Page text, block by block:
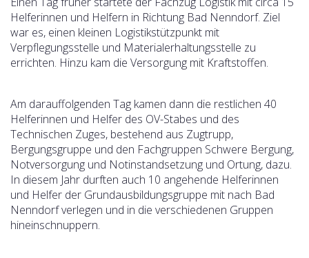
Helferinnen und Helfern in Richtung Bad Nenndorf. Ziel
war es, einen kleinen Logistikstützpunkt mit
Verpflegungsstelle und Materialerhaltungsstelle zu
errichten. Hinzu kam die Versorgung mit Kraftstoffen.
Am darauffolgenden Tag kamen dann die restlichen 40
Helferinnen und Helfer des OV-Stabes und des
Technischen Zuges, bestehend aus Zugtrupp,
Bergungsgruppe und den Fachgruppen Schwere Bergung,
Notversorgung und Notinstandsetzung und Ortung, dazu.
In diesem Jahr durften auch 10 angehende Helferinnen
und Helfer der Grundausbildungsgruppe mit nach Bad
Nenndorf verlegen und in die verschiedenen Gruppen
hineinschnuppern.